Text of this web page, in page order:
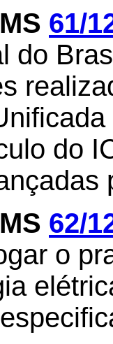
61/
do
do
62/
o